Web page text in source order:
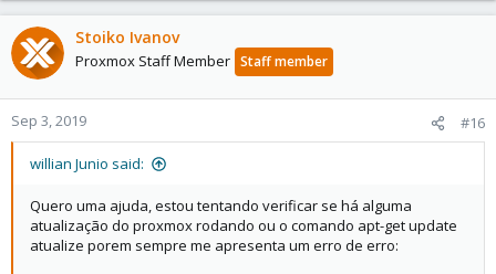
Stoiko Ivanov
Proxmox Staff Member Staff member
Sep 3, 2019 #16
willian Junio said:
Quero uma ajuda, estou tentando verificar se há alguma
atualização do proxmox rodando ou o comando apt-get update
atualize porem sempre me apresenta um erro de erro: